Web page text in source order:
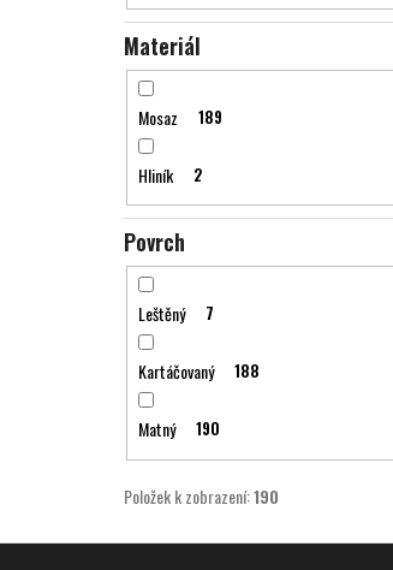
Materiál
Mosaz 189
Hliník 2
Povrch
Leštěný 7
Kartáčovaný 188
Matný 190
Položek k zobrazení:190
Z